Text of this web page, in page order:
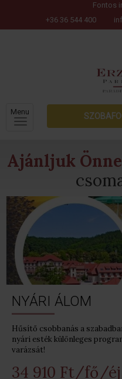
Fontos
+36 36 544 400
Menu
Ajánljuk
NYÁRI ÁLOM
Hűsítő csobbanás a
nyári esték különleges
varázsát!
34 910 Ft/fő/